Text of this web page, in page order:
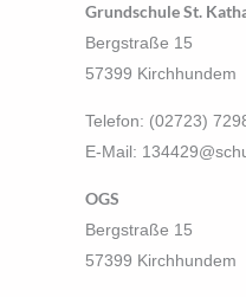
Grundschule St.
Bergstraße 15
57399 Kirchhundem
Telefon: (02723)
E-Mail:
OGS
Bergstraße 15
57399 Kirchhundem